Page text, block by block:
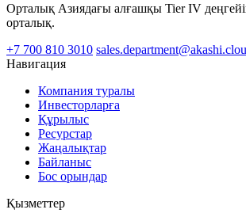
Орталық Азиядағы алғашқы Tier IV
орталық.
+7 700 810 3010
Навигация
Компания туралы
Инвесторларға
Құрылыс
Ресурстар
Жаңалықтар
Байланыс
Бос орындар
Қызметтер